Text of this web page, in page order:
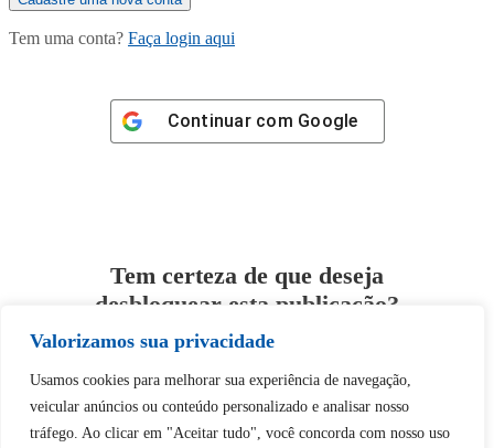
Valorizamos sua privacidade
Usamos cookies para melhorar sua experiência de navegação,
veicular anúncios ou conteúdo personalizado e analisar nosso
tráfego. Ao clicar em "Aceitar tudo", você concorda com nosso uso
Tem uma conta? Faça login aqui
Continuar com Google
Tem certeza de que deseja
desbloquear esta publicação?
Sim Não